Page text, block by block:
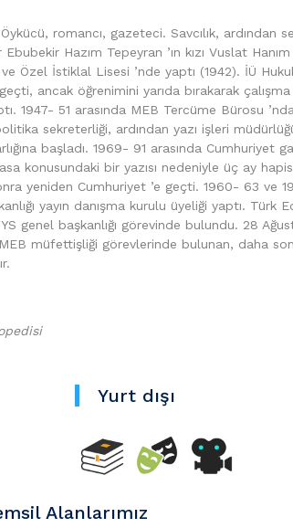
romancı, gazeteci. Savcılık, ardından
Hazım Tepeyran ’ın kızı Vuslat
Özel İstiklal Lisesi ’nde yaptı (1942). İÜ
ancak öğrenimini yarıda bırakarak
1947- 51 arasında MEB Tercüme Bürosu
sekreterliği, ardından yazı işleri
başladı. 1969- 91 arasında Cumhuriyet
konusundaki bir yazısı nedeniyle üç ay hapis
yeniden Cumhuriyet ’e geçti. 1960- 63 ve
yayın danışma kurulu üyeliği yaptı. Türk
genel başkanlığı görevinde bulundu. 28
müfettişliği görevlerinde bulunan, daha
Yurt dışı
Alanlarımız